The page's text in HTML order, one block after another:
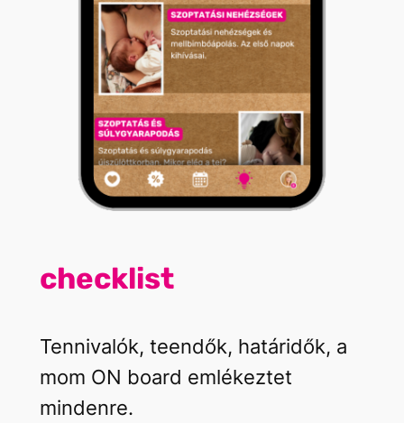
checklist
Tennivalók, teendők, határidők, a
mom ON board emlékeztet
mindenre.